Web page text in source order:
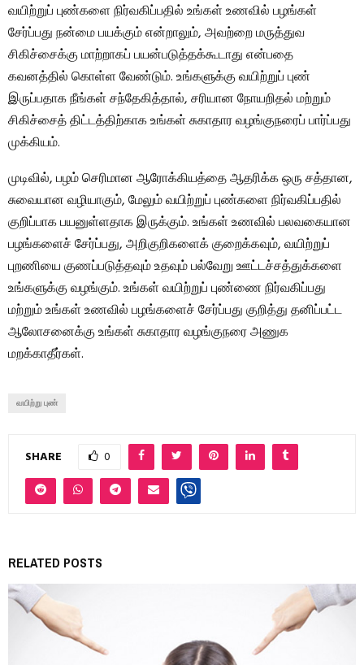
வயிற்றுப் புண்களை நிர்வகிப்பதில் உங்கள் உணவில் பழங்கள்
சேர்ப்பது நன்மை பயக்கும் என்றாலும், அவற்றை மருத்துவ
சிகிச்சைக்கு மாற்றாகப் பயன்படுத்தக்கூடாது என்பதை
கவனத்தில் கொள்ள வேண்டும். உங்களுக்கு வயிற்றுப் புண்
இருப்பதாக நீங்கள் சந்தேகித்தால், சரியான நோயறிதல் மற்றும்
சிகிச்சைத் திட்டத்திற்காக உங்கள் சுகாதார வழங்குநரைப் பார்ப்பது
முக்கியம்.
முடிவில், பழம் செரிமான ஆரோக்கியத்தை ஆதரிக்க ஒரு சத்தான,
சுவையான வழியாகும், மேலும் வயிற்றுப் புண்களை நிர்வகிப்பதில்
குறிப்பாக பயனுள்ளதாக இருக்கும். உங்கள் உணவில் பலவகையான
பழங்களைச் சேர்ப்பது, அறிகுறிகளைக் குறைக்கவும், வயிற்றுப்
புறணியை குணப்படுத்தவும் உதவும் பல்வேறு ஊட்டச்சத்துக்களை
உங்களுக்கு வழங்கும். உங்கள் வயிற்றுப் புண்ணை நிர்வகிப்பது
மற்றும் உங்கள் உணவில் பழங்களைச் சேர்ப்பது குறித்து தனிப்பட்ட
ஆலோசனைக்கு உங்கள் சுகாதார வழங்குநரை அணுக
மறக்காதீர்கள்.
வயிற்று புண்
SHARE 0
RELATED POSTS